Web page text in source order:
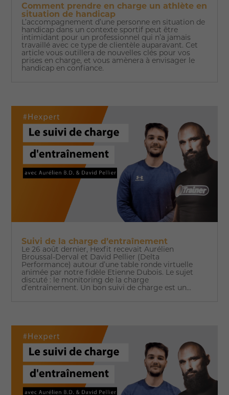
Comment prendre en charge un athlète en
situation de handicap
L’accompagnement d’une personne en situation de
handicap dans un contexte sportif peut être
intimidant pour un professionnel qui n’a jamais
travaillé avec ce type de clientèle auparavant. Cet
article vous outillera de nouvelles clés pour vos
prises en charge, et vous amènera à envisager le
handicap en confiance.
Suivi de la charge d’entraînement
Le 26 août dernier, Hexfit recevait Aurélien
Broussal-Derval et David Pellier (Delta
Performance) autour d’une table ronde virtuelle
animée par notre fidèle Etienne Dubois. Le sujet
discuté : le monitoring de la charge
d’entraînement. Un bon suivi de charge est un...